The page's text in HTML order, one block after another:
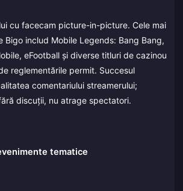
cu facecam picture-in-picture. Cele mai
Bigo includ Mobile Legends: Bang Bang,
eFootball și diverse titluri de cazinou
reglementările permit. Succesul
comentariului streamerului;
discuții, nu atrage spectatori.
tematice